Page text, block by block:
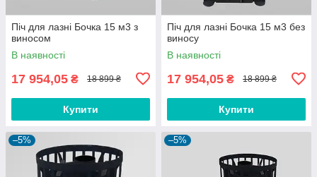
Піч для лазні Бочка 15 м3 з
виносом
В наявності
17 954,05 ₴ 18 899 ₴
Купити
Піч для лазні Бочка 15 м3 без
виносу
В наявності
17 954,05 ₴ 18 899 ₴
Купити
–5% –5%